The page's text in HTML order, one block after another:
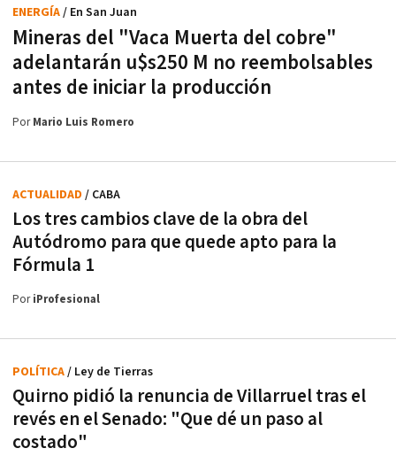
Mineras del "Vaca Muerta del cobre"
adelantarán u$s250 M no reembolsables
antes de iniciar la producción
ENERGÍA/ En San Juan
PorMario Luis Romero
Los tres cambios clave de la obra del
Autódromo para que quede apto para la
Fórmula 1
ACTUALIDAD / CABA
PoriProfesional
Quirno pidió la renuncia de Villarruel tras el
revés en el Senado: "Que dé un paso al
costado"
POLÍTICA/ Ley de Tierras